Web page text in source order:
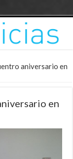
aniversario en
en